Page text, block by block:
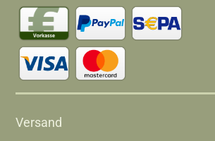
Versand